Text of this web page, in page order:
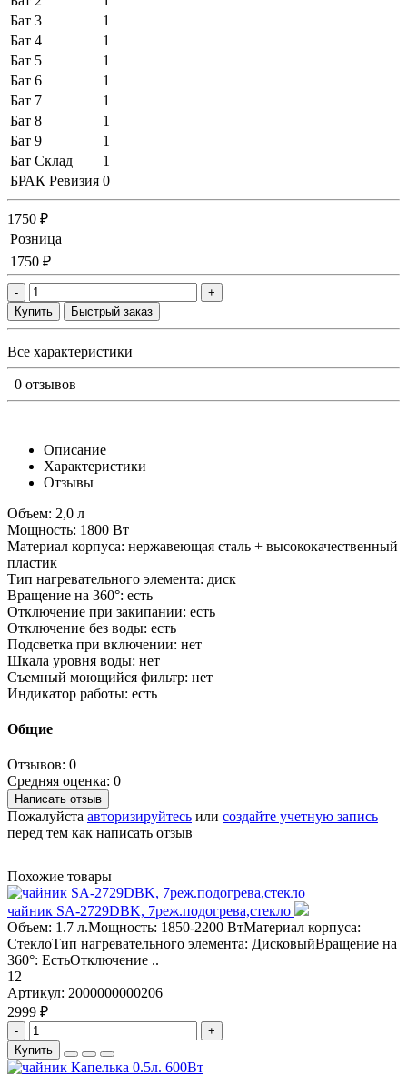
Бат 3
1
Бат 4
1
Бат 5
1
Бат 6
1
Бат 7
1
Бат 8
1
Бат 9
1
Бат Склад
1
БРАК Ревизия 0
1750 ₽
Розница
1750 ₽
-
+
Купить
Быстрый заказ
Все характеристики
0 отзывов
Описание
Характеристики
Отзывы
Объем: 2,0 л
Мощность: 1800 Вт
Материал корпуса: нержавеющая сталь + высококачественный
пластик
Тип нагревательного элемента: диск
Вращение на 360°: есть
Отключение при закипании: есть
Отключение без воды: есть
Подсветка при включении: нет
Шкала уровня воды: нет
Съемный моющийся фильтр: нет
Индикатор работы: есть
Общие
Отзывов: 0
Средняя оценка: 0
Написать отзыв
Пожалуйста авторизируйтесь или создайте учетную запись
перед тем как написать отзыв
Похожие товары
чайник SA-2729DBK, 7реж.подогрева,стекло
Объем: 1.7 л.Мощность: 1850-2200 ВтМатериал корпуса:
СтеклоТип нагревательного элемента: ДисковыйВращение на
360°: ЕстьОтключение ..
12
Артикул: 2000000000206
2999 ₽
-
+
Купить